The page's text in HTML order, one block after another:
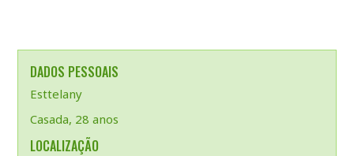
DADOS PESSOAIS
Esttelany
Casada, 28 anos
LOCALIZAÇÃO